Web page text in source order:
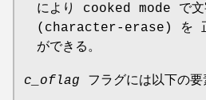
により cooked mode で文
(character-erase) を 正
ができる。
c_oflag フラグには以下の